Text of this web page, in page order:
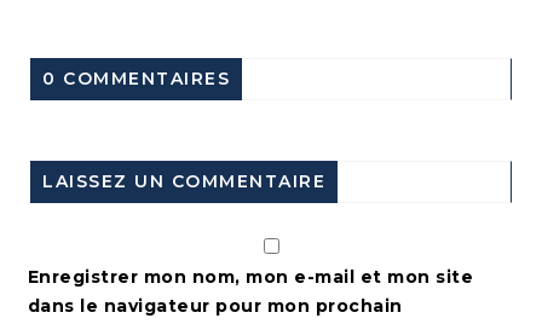
0 COMMENTAIRES
LAISSEZ UN COMMENTAIRE
Enregistrer mon nom, mon e-mail et mon site
dans le navigateur pour mon prochain